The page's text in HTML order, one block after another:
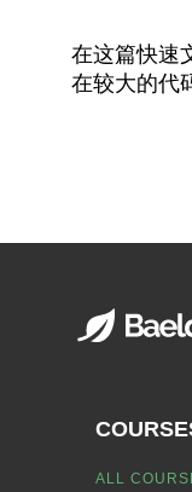
在这篇快速
在较大的代
ALL